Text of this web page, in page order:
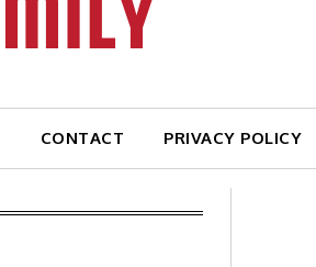
CONTACT PRIVACY POLICY